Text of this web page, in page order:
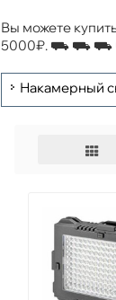
Вы можете
5000₽. ⛟ ⛟ ⛟ ⛟
Накамерный